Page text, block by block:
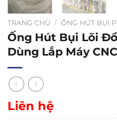
TRANG CHỦ / ỐNG HÚT BỤI
Ống Hút Bụi Lõi
Dùng Lắp Máy
Liên hệ